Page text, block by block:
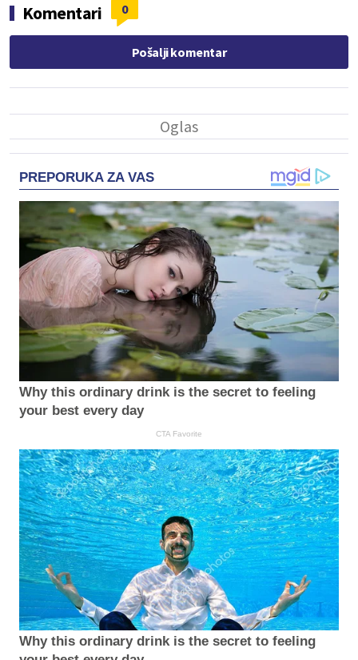
Komentari 0
Pošalji komentar
PREPORUKA ZA VAS
Why this ordinary drink is the secret to feeling
your best every day
CTA Favorite
Why this ordinary drink is the secret to feeling